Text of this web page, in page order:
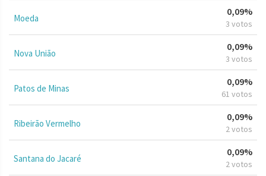
Moeda
0,09%
3 votos
Nova União
0,09%
3 votos
Patos de Minas
0,09%
61 votos
Ribeirão Vermelho
0,09%
2 votos
Santana do Jacaré
0,09%
2 votos